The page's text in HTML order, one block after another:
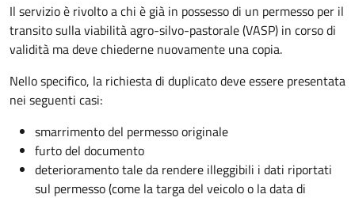
Il servizio è rivolto a chi è già in possesso di un permesso per il
transito sulla viabilità agro-silvo-pastorale (VASP) in corso di
validità ma deve chiederne nuovamente una copia.
Nello specifico, la richiesta di duplicato deve essere presentata
nei seguenti casi:
smarrimento del permesso originale
furto del documento
deterioramento tale da rendere illeggibili i dati riportati
sul permesso (come la targa del veicolo o la data di